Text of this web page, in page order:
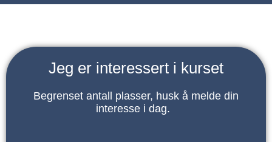
Jeg er interessert i kurset
Begrenset antall plasser, husk å melde din
interesse i dag.